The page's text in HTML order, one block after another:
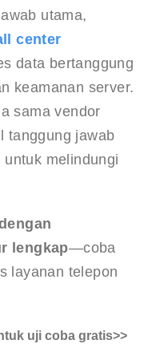
utama,
center
data bertanggung
keamanan server.
sama vendor
tanggung jawab
melindungi
lengkap—coba
layanan telepon
uji coba gratis>>